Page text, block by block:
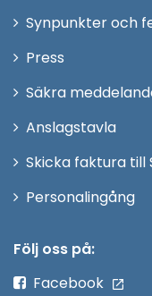
Synpunkter och
Press
fönster
Säkra
Anslagstavla
Skicka faktura till
Personalingång
Följ oss på:
Facebook